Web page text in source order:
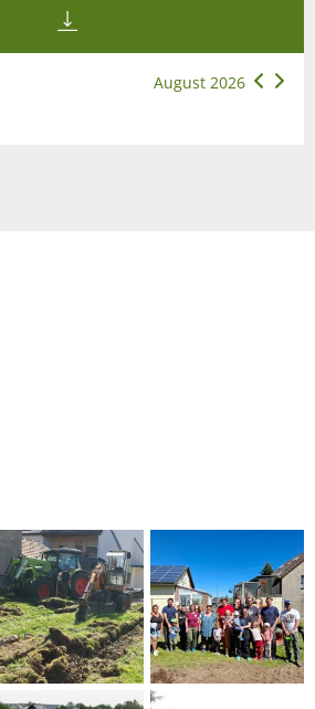
August 2026